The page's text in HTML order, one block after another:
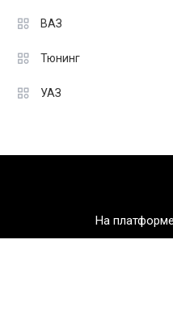
ВАЗ
Тюнинг
УАЗ
На